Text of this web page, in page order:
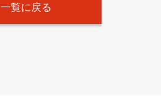
一覧に戻る